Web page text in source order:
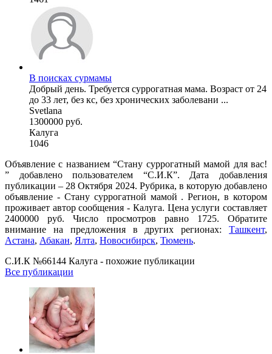
В поисках сурмамы
Добрый день. Требуется суррогатная мама. Возраст от 24
до 33 лет, без кс, без хронических заболевани ...
Svetlana
1300000 руб.
Калуга
1046
Объявление с названием “Стану суррогатный мамой для вас!
” добавлено пользователем “С.И.К”. Дата добавления
публикации – 28 Октября 2024. Рубрика, в которую добавлено
объявление - Cтану суррогатной мамой . Регион, в котором
проживает автор сообщения - Калуга. Цена услуги составляет
2400000 руб. Число просмотров равно 1725. Обратите
внимание на предложения в других регионах: Ташкент,
Астана, Абакан, Ялта, Новосибирск, Тюмень.
С.И.К №66144 Калуга - похожие публикации
Все публикации